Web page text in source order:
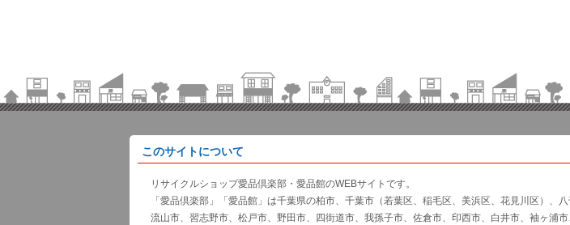
このサイトについて
リサイクルショップ愛品倶楽部・愛品館のWEBサイトです。
「愛品倶楽部」「愛品館」は千葉県の柏市、千葉市（若葉区、稲毛区、美浜区、花見川区）、八
流山市、習志野市、松戸市、野田市、四街道市、我孫子市、佐倉市、印西市、白井市、袖ヶ浦市